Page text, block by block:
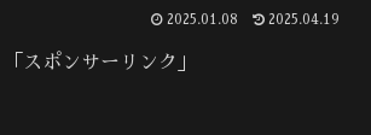
2025.01.08 2025.04.19
「スポンサーリンク」